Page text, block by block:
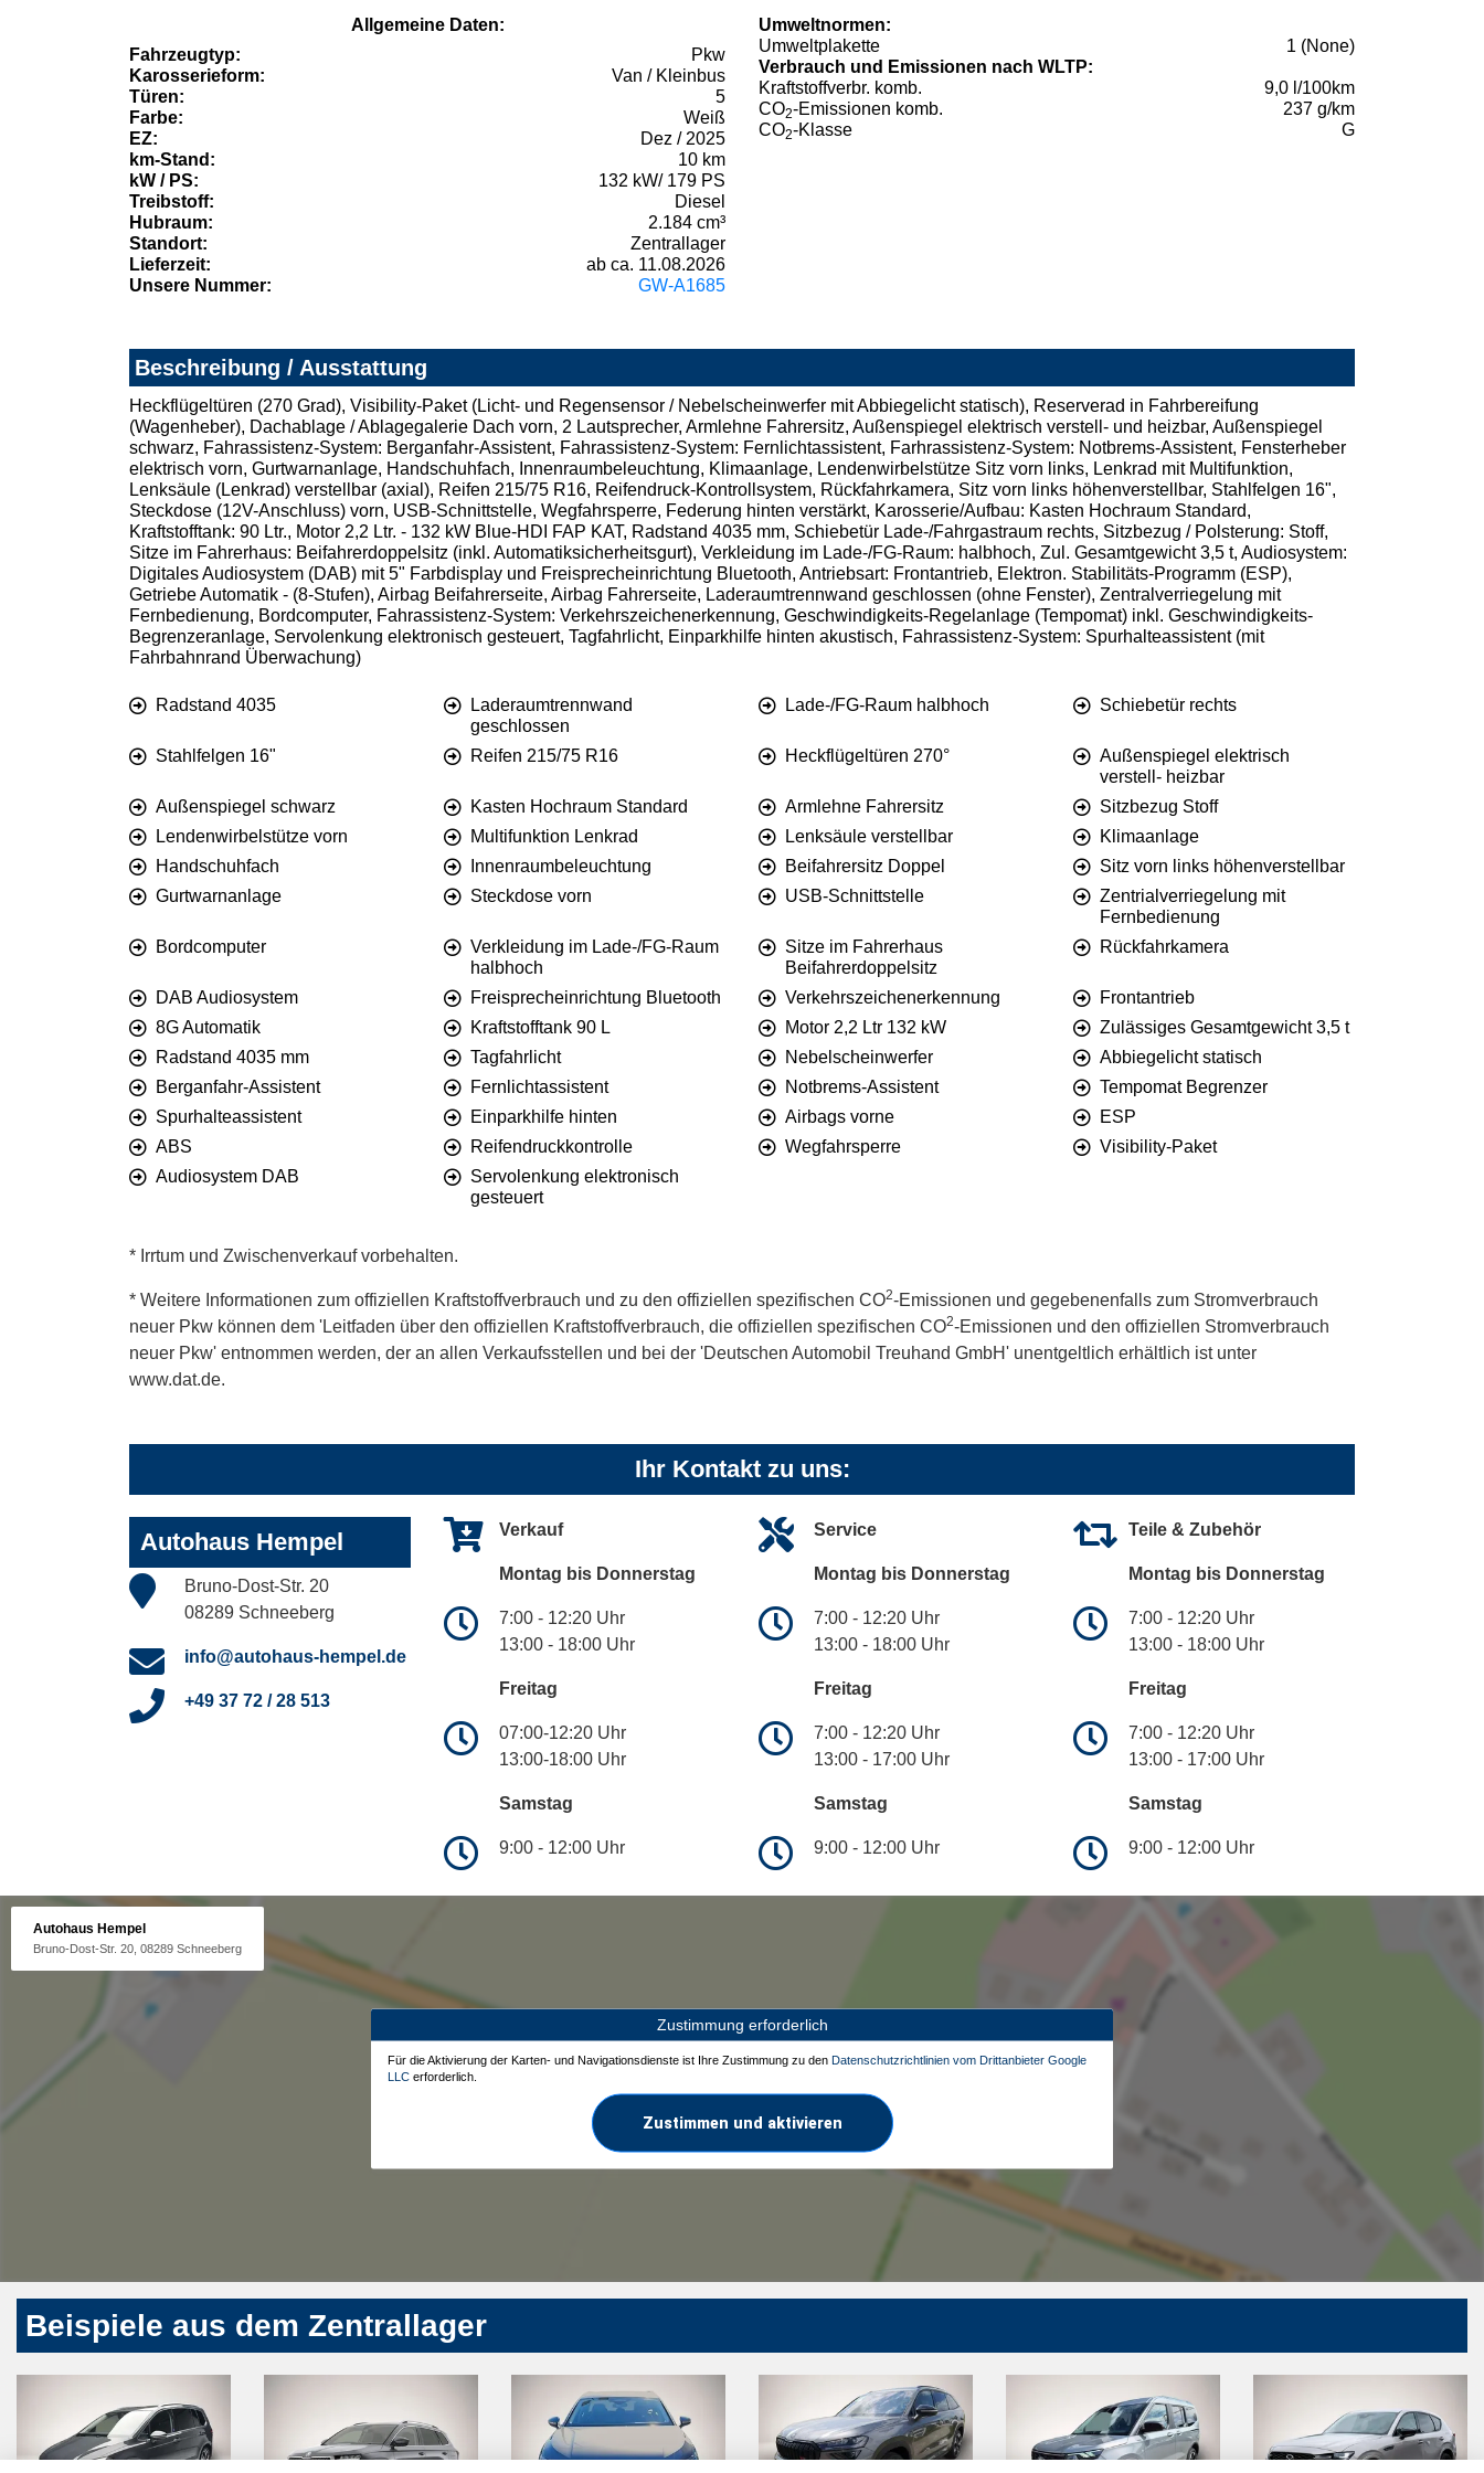
Allgemeine Daten:
Fahrzeugtyp:
Pkw
Karosserieform:
Van / Kleinbus
Türen:
5
Farbe:
Weiß
EZ:
Dez / 2025
km-Stand:
10 km
kW / PS:
132 kW/ 179 PS
Treibstoff:
Diesel
Hubraum:
2.184 cm³
Standort:
Zentrallager
Lieferzeit:
ab ca. 11.08.2026
Unsere Nummer:
GW-A1685
Umweltnormen:
Umweltplakette
1 (None)
Verbrauch und Emissionen nach WLTP:
Kraftstoffverbr. komb.
9,0 l/100km
CO2-Emissionen komb.
237 g/km
CO2-Klasse G
Beschreibung / Ausstattung
Heckflügeltüren (270 Grad), Visibility-Paket (Licht- und Regensensor / Nebelscheinwerfer mit Abbiegelicht statisch), Reserverad in Fahrbereifung
(Wagenheber), Dachablage / Ablagegalerie Dach vorn, 2 Lautsprecher, Armlehne Fahrersitz, Außenspiegel elektrisch verstell- und heizbar, Außenspiegel
schwarz, Fahrassistenz-System: Berganfahr-Assistent, Fahrassistenz-System: Fernlichtassistent, Farhrassistenz-System: Notbrems-Assistent, Fensterheber
elektrisch vorn, Gurtwarnanlage, Handschuhfach, Innenraumbeleuchtung, Klimaanlage, Lendenwirbelstütze Sitz vorn links, Lenkrad mit Multifunktion,
Lenksäule (Lenkrad) verstellbar (axial), Reifen 215/75 R16, Reifendruck-Kontrollsystem, Rückfahrkamera, Sitz vorn links höhenverstellbar, Stahlfelgen 16",
Steckdose (12V-Anschluss) vorn, USB-Schnittstelle, Wegfahrsperre, Federung hinten verstärkt, Karosserie/Aufbau: Kasten Hochraum Standard,
Kraftstofftank: 90 Ltr., Motor 2,2 Ltr. - 132 kW Blue-HDI FAP KAT, Radstand 4035 mm, Schiebetür Lade-/Fahrgastraum rechts, Sitzbezug / Polsterung: Stoff,
Sitze im Fahrerhaus: Beifahrerdoppelsitz (inkl. Automatiksicherheitsgurt), Verkleidung im Lade-/FG-Raum: halbhoch, Zul. Gesamtgewicht 3,5 t, Audiosystem:
Digitales Audiosystem (DAB) mit 5" Farbdisplay und Freisprecheinrichtung Bluetooth, Antriebsart: Frontantrieb, Elektron. Stabilitäts-Programm (ESP),
Getriebe Automatik - (8-Stufen), Airbag Beifahrerseite, Airbag Fahrerseite, Laderaumtrennwand geschlossen (ohne Fenster), Zentralverriegelung mit
Fernbedienung, Bordcomputer, Fahrassistenz-System: Verkehrszeichenerkennung, Geschwindigkeits-Regelanlage (Tempomat) inkl. Geschwindigkeits-
Begrenzeranlage, Servolenkung elektronisch gesteuert, Tagfahrlicht, Einparkhilfe hinten akustisch, Fahrassistenz-System: Spurhalteassistent (mit
Fahrbahnrand Überwachung)
Radstand 4035
Laderaumtrennwand
geschlossen
Lade-/FG-Raum halbhoch Schiebetür rechts
Stahlfelgen 16" Reifen 215/75 R16 Heckflügeltüren 270°
Außenspiegel elektrisch
verstell- heizbar
Außenspiegel schwarz
Kasten Hochraum Standard Armlehne Fahrersitz
Sitzbezug Stoff
Lendenwirbelstütze vorn
Multifunktion Lenkrad Lenksäule verstellbar
Klimaanlage
Handschuhfach
Innenraumbeleuchtung Beifahrersitz Doppel
Sitz vorn links höhenverstellbar
Gurtwarnanlage
Steckdose vorn USB-Schnittstelle
Zentrialverriegelung mit
Fernbedienung
Bordcomputer
Verkleidung im Lade-/FG-Raum
halbhoch
Sitze im Fahrerhaus
Beifahrerdoppelsitz
Rückfahrkamera
DAB Audiosystem Freisprecheinrichtung Bluetooth Verkehrszeichenerkennung
Frontantrieb
8G Automatik
Kraftstofftank 90 L Motor 2,2 Ltr 132 kW
Zulässiges Gesamtgewicht 3,5 t
Radstand 4035 mm
Tagfahrlicht Nebelscheinwerfer
Abbiegelicht statisch
Berganfahr-Assistent
Fernlichtassistent Notbrems-Assistent
Tempomat Begrenzer
Spurhalteassistent
Einparkhilfe hinten Airbags vorne
ESP
ABS
Reifendruckkontrolle Wegfahrsperre
Visibility-Paket
Audiosystem DAB
Servolenkung elektronisch
gesteuert
* Irrtum und Zwischenverkauf vorbehalten.
* Weitere Informationen zum offiziellen Kraftstoffverbrauch und zu den offiziellen spezifischen CO2-Emissionen und gegebenenfalls zum Stromverbrauch
neuer Pkw können dem 'Leitfaden über den offiziellen Kraftstoffverbrauch, die offiziellen spezifischen CO2-Emissionen und den offiziellen Stromverbrauch
neuer Pkw' entnommen werden, der an allen Verkaufsstellen und bei der 'Deutschen Automobil Treuhand GmbH' unentgeltlich erhältlich ist unter
www.dat.de.
Ihr Kontakt zu uns:
Autohaus Hempel
Bruno-Dost-Str. 20
08289 Schneeberg
info@autohaus-hempel.de
+49 37 72 / 28 513
Verkauf
Montag bis Donnerstag
7:00 - 12:20 Uhr
13:00 - 18:00 Uhr
Freitag
07:00-12:20 Uhr
13:00-18:00 Uhr
Samstag
9:00 - 12:00 Uhr
Service
Montag bis Donnerstag
7:00 - 12:20 Uhr
13:00 - 18:00 Uhr
Freitag
7:00 - 12:20 Uhr
13:00 - 17:00 Uhr
Samstag
9:00 - 12:00 Uhr
Teile & Zubehör
Montag bis Donnerstag
7:00 - 12:20 Uhr
13:00 - 18:00 Uhr
Freitag
7:00 - 12:20 Uhr
13:00 - 17:00 Uhr
Samstag
9:00 - 12:00 Uhr
Autohaus Hempel
Bruno-Dost-Str. 20, 08289 Schneeberg
Zustimmung erforderlich
Für die Aktivierung der Karten- und Navigationsdienste ist Ihre Zustimmung zu den Datenschutzrichtlinien vom Drittanbieter Google
LLC erforderlich.
Zustimmen und aktivieren
Beispiele aus dem Zentrallager